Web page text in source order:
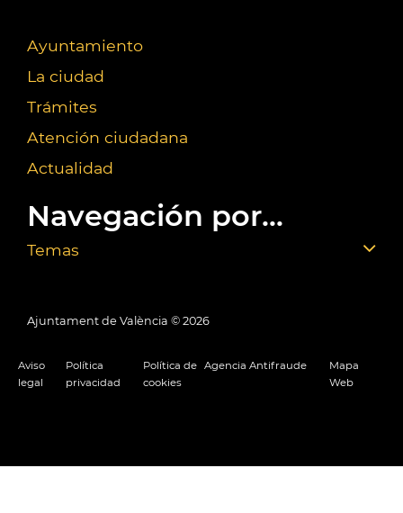
Ayuntamiento
La ciudad
Trámites
Atención ciudadana
Actualidad
Navegación por...
Temas
Ajuntament de València © 2026
Aviso
legal
Política
privacidad
Política de
cookies
Agencia Antifraude
Mapa
Web